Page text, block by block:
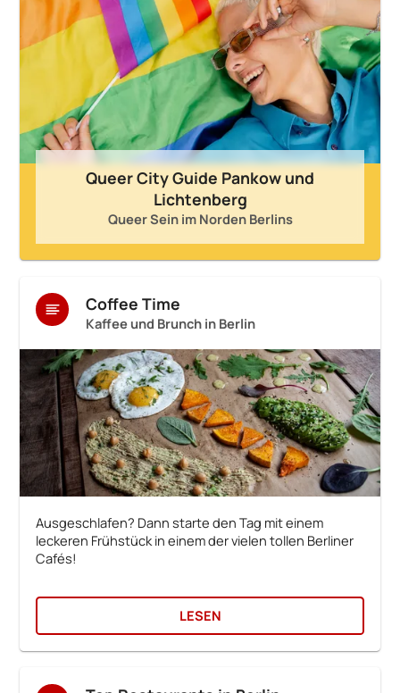
Queer City Guide Pankow und
Lichtenberg
Queer Sein im Norden Berlins
Coffee Time
Kaffee und Brunch in Berlin
Ausgeschlafen? Dann starte den Tag mit einem
leckeren Frühstück in einem der vielen tollen Berliner
Cafés!
LESEN